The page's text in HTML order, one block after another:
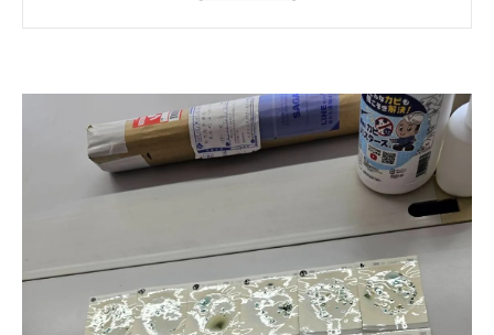
MIST工法®とは？ 超微粒子ミストの仕組みと
安全性
文化財修復で MIST工法® が選ばれる 5 つの
施工事例：寺社仏閣・博物館での導入ケース
スタディ
よくあるご質問（FAQ）